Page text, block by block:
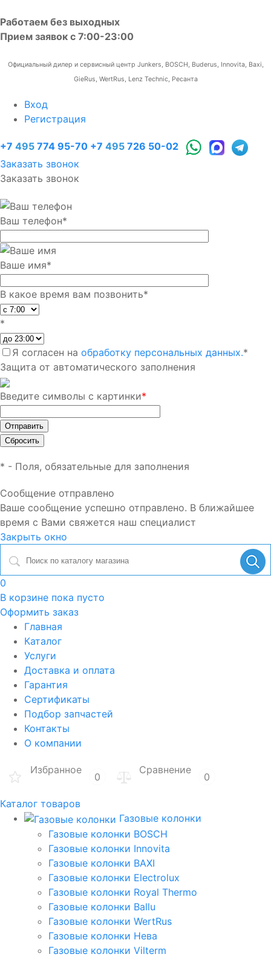
Работаем без выходных
Прием заявок с 7:00-23:00
Официальный дилер и сервисный центр Junkers, BOSCH, Buderus, Innovita, Baxi,
GieRus, WertRus, Lenz Technic, Ресанта
Вход
Регистрация
+7 495 774 95-70 +7 495 726 50-02
Заказать звонок
Заказать звонок
Ваш телефон*
Ваше имя*
В какое время вам позвонить*
*
Я согласен на обработку персональных данных.*
Защита от автоматического заполнения
Введите символы с картинки*
* - Поля, обязательные для заполнения
Сообщение отправлено
Ваше сообщение успешно отправлено. В ближайшее
время с Вами свяжется наш специалист
Закрыть окно
0
В корзине пока пусто
Оформить заказ
Главная
Каталог
Услуги
Доставка и оплата
Гарантия
Сертификаты
Подбор запчастей
Контакты
О компании
Избранное
0
Сравнение
0
Каталог товаров
Газовые колонки
Газовые колонки BOSCH
Газовые колонки Innovita
Газовые колонки BAXI
Газовые колонки Electrolux
Газовые колонки Royal Thermo
Газовые колонки Ballu
Газовые колонки WertRus
Газовые колонки Нева
Газовые колонки Vilterm